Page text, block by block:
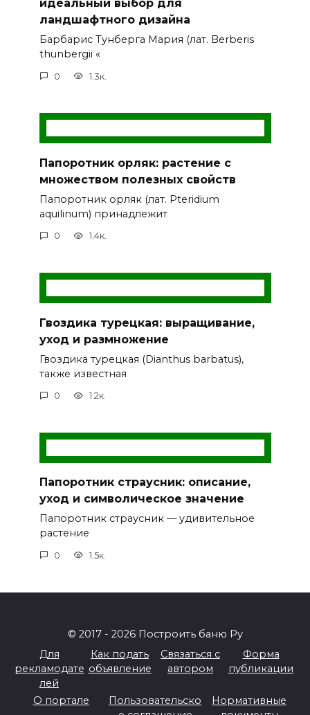
идеальный выбор для
ландшафтного дизайна
Барбарис Тунберга Мария (лат. Berberis
thunbergii «
0 1.3к.
Папоротник орляк: растение с
множеством полезных свойств
Папоротник орляк (лат. Pteridium
aquilinum) принадлежит
0 1.4к.
Гвоздика турецкая: выращивание,
уход и размножение
Гвоздика турецкая (Dianthus barbatus),
также известная
0 1.2к.
Папоротник страусник: описание,
уход и символическое значение
Папоротник страусник — удивительное
растение
0 1.5к.
© 2017 - 2026 Построить баню Ру
Для
рекламодате
лей
Как подать
объявление
Связаться с
автором
Форма
публикации
О портале
Пользовательско
Нормативные